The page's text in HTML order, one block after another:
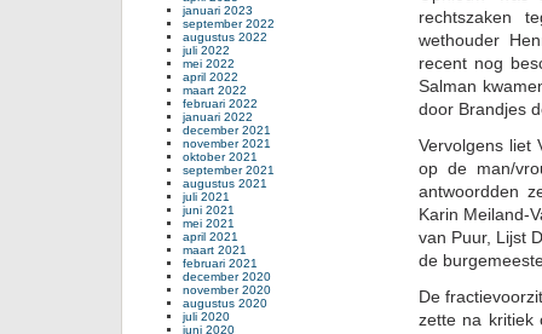
rechtszaken
wethouder
recent nog
Salman
door Brandjes
Vervolgens liet
op de man/
antwoordden
Karin Meiland-
van Puur, Lijst
de
De
zette na kritiek
januari 2023
september 2022
augustus 2022
juli 2022
mei 2022
april 2022
maart 2022
februari 2022
januari 2022
december 2021
november 2021
oktober 2021
september 2021
augustus 2021
juli 2021
juni 2021
mei 2021
april 2021
maart 2021
februari 2021
december 2020
november 2020
augustus 2020
juli 2020
juni 2020